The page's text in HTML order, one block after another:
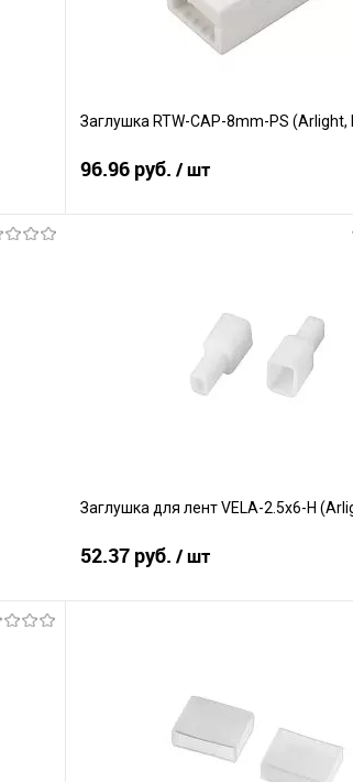
Заглушка RTW-CAP-8mm-PS (Arlight,
96.96 руб. / шт
В наличии
Заглушка для лент VELA-2.5x6-H
52.37 руб. / шт
В избранное
В наличии